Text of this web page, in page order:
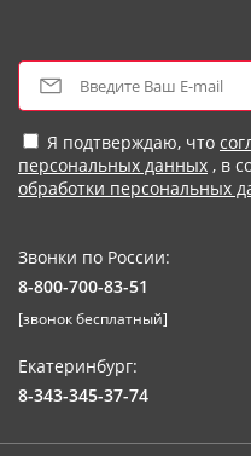
Я подтверждаю, что
персональных данных , в
обработки персональных
Звонки по России:
8-800-700-83-51
[звонок бесплатный]
Екатеринбург:
8-343-345-37-74